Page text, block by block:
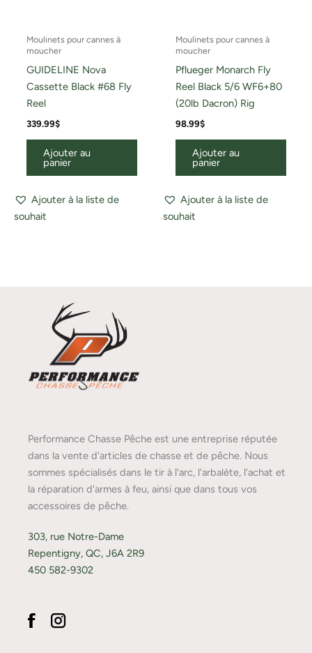
Moulinets pour cannes à
moucher
GUIDELINE Nova
Cassette Black #68 Fly
Reel
339.99$
Ajouter au
panier
Ajouter à la liste de
souhait
Moulinets pour cannes à
moucher
Pflueger Monarch Fly
Reel Black 5/6 WF6+80
(20lb Dacron) Rig
98.99$
Ajouter au
panier
Ajouter à la liste de
souhait
Performance Chasse Pêche est une entreprise réputée
dans la vente d'articles de chasse et de pêche. Nous
sommes spécialisés dans le tir à l'arc, l'arbalète, l'achat et
la réparation d'armes à feu, ainsi que dans tous vos
accessoires de pêche.
303, rue Notre-Dame
Repentigny, QC, J6A 2R9
450 582-9302